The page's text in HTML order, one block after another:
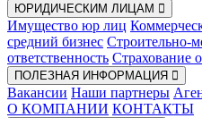
ЮРИДИЧЕСКИМ ЛИЦАМ
Имущество юр лиц
средний бизнес Строительно-
ответственность Страхование
ПОЛЕЗНАЯ ИНФОРМАЦИЯ
Вакансии Наши партнеры
О КОМПАНИИ КОНТАКТЫ